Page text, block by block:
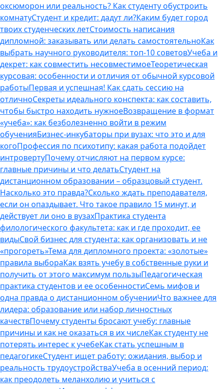
оксюморон или реальность? Как студенту обустроить
комнатуСтудент и кредит: дадут ли?Каким будет город
твоих студенческих летСтоимость написания
дипломной: заказывать или делать самостоятельноКак
выбрать научного руководителя: топ-10 советовУчеба и
декрет: как совместить несовместимоеТеоретическая
курсовая: особенности и отличия от обычной курсовой
работыПервая и успешная! Как сдать сессию на
отличноСекреты идеального конспекта: как составить,
чтобы быстро находить нужноеВозвращение в формат
«учеба»: как безболезненно войти в режим
обученияБизнес-инкубаторы при вузах: что это и для
когоПрофессия по психотипу: какая работа подойдет
интровертуПочему отчисляют на первом курсе:
главные причины и что делатьСтудент на
дистанционном образовании – образцовый студент.
Насколько это правда?Сколько ждать преподавателя,
если он опаздывает. Что такое правило 15 минут, и
действует ли оно в вузахПрактика студента
филологического факультета: как и где проходит, ее
видыСвой бизнес для студента: как организовать и не
«прогореть»Тема для дипломного проекта: «золотые»
правила выбораКак взять учебу в собственные руки и
получить от этого максимум пользыПедагогическая
практика студентов и ее особенностиСемь мифов и
одна правда о дистанционном обученииЧто важнее для
лидера: образование или набор личностных
качествПочему студенты бросают учебу: главные
причины и как не оказаться в их числеКак студенту не
потерять интерес к учебеКак стать успешным в
педагогикеСтудент ищет работу: ожидания, выбор и
реальность трудоустройстваУчеба в осенний период:
как преодолеть меланхолию и учиться с